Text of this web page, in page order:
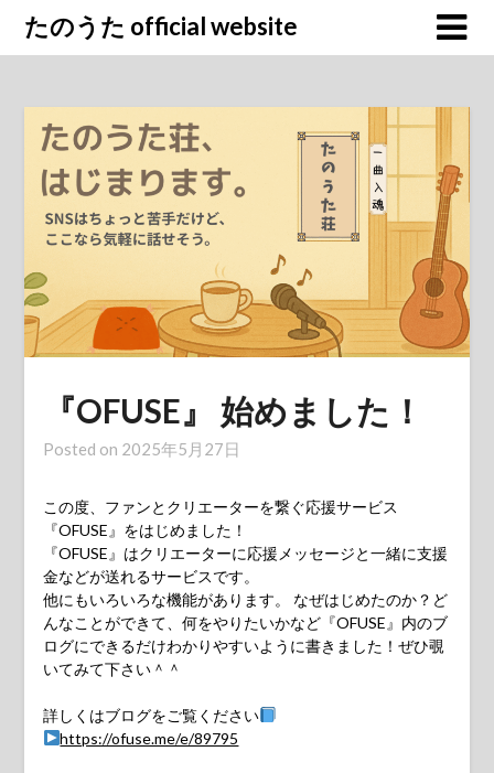
Skipたのうた official website
『OFUSE』 始めました！
Posted on 2025年5月27日
この度、ファンとクリエーターを繋ぐ応援サービス
『OFUSE』をはじめました！
『OFUSE』はクリエーターに応援メッセージと一緒に支援
金などが送れるサービスです。
他にもいろいろな機能があります。 なぜはじめたのか？ど
んなことができて、何をやりたいかなど『OFUSE』内のブ
ログにできるだけわかりやすいように書きました！ぜひ覗
いてみて下さい＾＾
詳しくはブログをご覧ください
https://ofuse.me/e/89795